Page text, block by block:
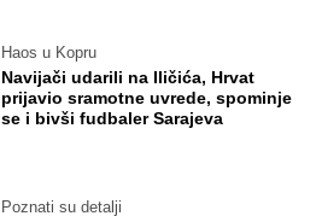
Haos u Kopru
Navijači udarili na Iličića, Hrvat
prijavio sramotne uvrede, spominje
se i bivši fudbaler Sarajeva
Poznati su detalji